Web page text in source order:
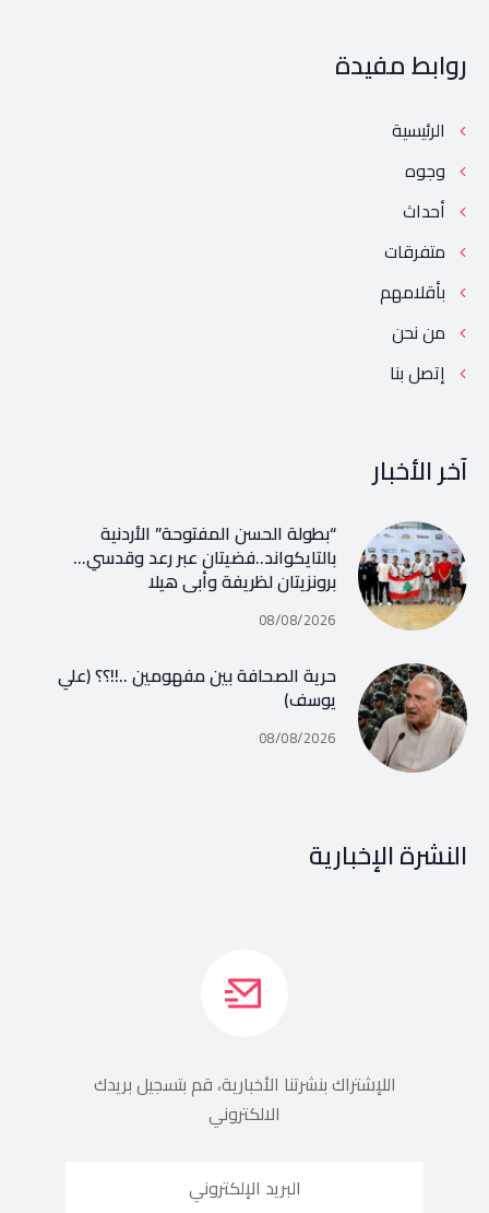
روابط مفيدة
الرئيسية
وجوه
أحداث
متفرقات
بأقلامهم
من نحن
إتصل بنا
آخر الأخبار
“بطولة الحسن المفتوحة” الأردنية
بالتايكواند..فضيتان عبر رعد وقدسي…
برونزيتان لظريفة وأبي هيلا
08/08/2026
حرية الصحافة بين مفهومين ..!!؟؟ (علي
يوسف)
08/08/2026
النشرة الإخبارية
اللإشتراك بنشرتنا الأخبارية، قم بتسجيل بريدك
الالكتروني